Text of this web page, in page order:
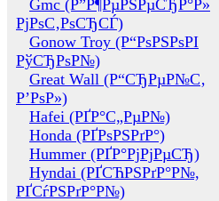
Gmc (Р”Р¶РµРЅРµСЂР°Р»
РјРѕС‚РѕСЂСЃ)
Gonow Troy (Р“РѕРЅРѕРІ
РўСЂРѕР№)
Great Wall (Р“СЂРµР№С‚
Р’РѕР»)
Hafei (РҐР°С„РµР№)
Honda (РҐРѕРЅРґР°)
Hummer (РҐР°РјРјРµСЂ)
Hyndai (РҐСЋРЅРґР°Р№,
РҐСѓРЅРґР°Р№)